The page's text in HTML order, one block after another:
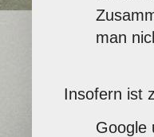
man
Insofern ist
Google